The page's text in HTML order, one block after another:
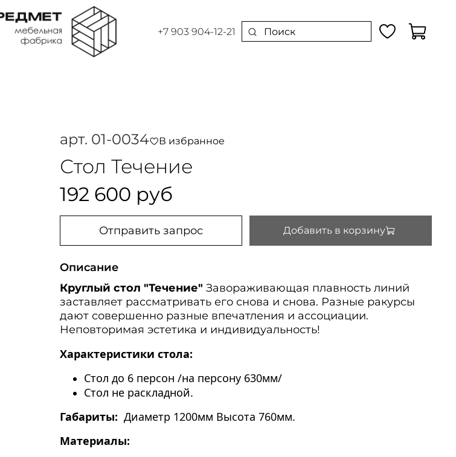
+7 903 904-12-21
арт. 01-0034 В избранное
Стол Течение
192 600 руб
Отправить запрос Добавить в корзину
Описание
Круглый стол "Течение" Завораживающая плавность линий
заставляет рассматривать его снова и снова. Разные ракурсы
дают совершенно разные впечатления и ассоциации.
Неповторимая эстетика и индивидуальность!
Характеристики стола:
Стол до 6 персон /на персону 630мм/
Стол не раскладной.
Габариты: Диаметр 1200мм Высота 760мм.
Материалы: